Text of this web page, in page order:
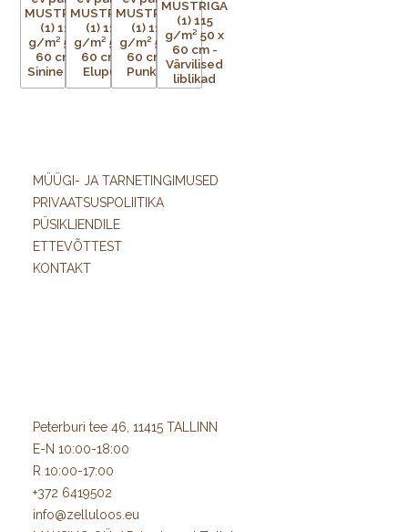
MÜÜGI- JA TARNETINGIMUSED
PRIVAATSUSPOLIITIKA
PÜSIKLIENDILE
ETTEVÕTTEST
KONTAKT
Peterburi tee 46, 11415 TALLINN
E-N 10:00-18:00
R 10:00-17:00
+372 6419502
info@zelluloos.eu